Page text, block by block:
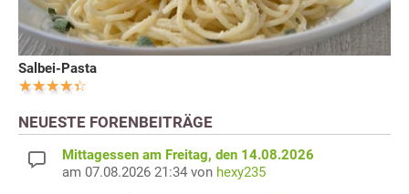
Salbei-Pasta
NEUESTE FORENBEITRÄGE
Mittagessen am Freitag, den 14.08.2026
am 07.08.2026 21:34 von hexy235